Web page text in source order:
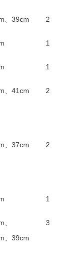
、39cm 2
1
1
、41cm 2
、37cm 2
1
、
、39cm
3